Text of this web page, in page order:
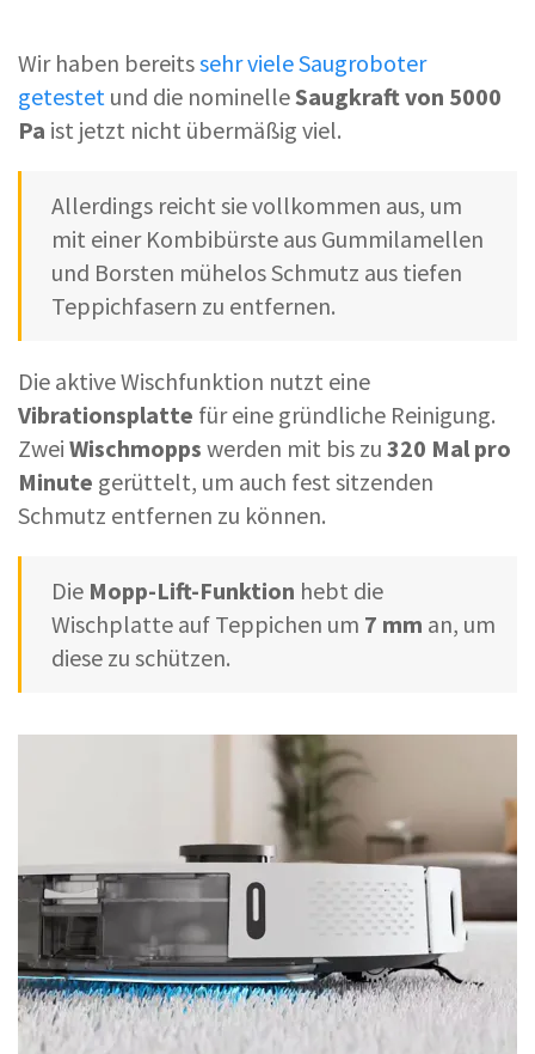
Wir haben bereitssehr viele Saugroboter
getestet und die nominelleSaugkraft von 5000
Pa ist jetzt nicht übermäßig viel.
Allerdings reicht sie vollkommen aus, um
mit einer Kombibürste aus Gummilamellen
und Borsten mühelos Schmutz aus tiefen
Teppichfasern zu entfernen.
Die aktive Wischfunktion nutzt eine
Vibrationsplatte für eine gründliche Reinigung.
Zwei Wischmopps werden mit bis zu 320 Mal pro
Minute gerüttelt, um auch fest sitzenden
Schmutz entfernen zu können.
Die Mopp-Lift-Funktion hebt die
Wischplatte auf Teppichen um 7 mm an, um
diese zu schützen.